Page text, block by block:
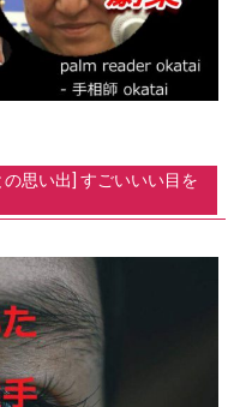
思い出] すごいいい目を